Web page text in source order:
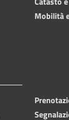
Mobilità